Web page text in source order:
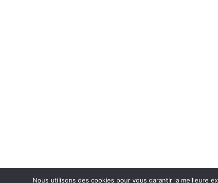
Nous utilisons des cookies pour vous garantir la meilleure